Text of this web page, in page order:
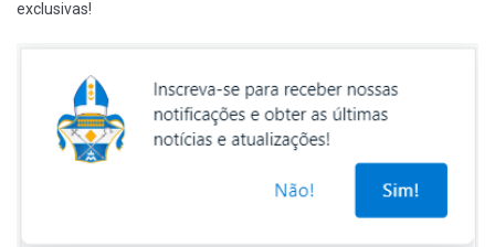
exclusivas!